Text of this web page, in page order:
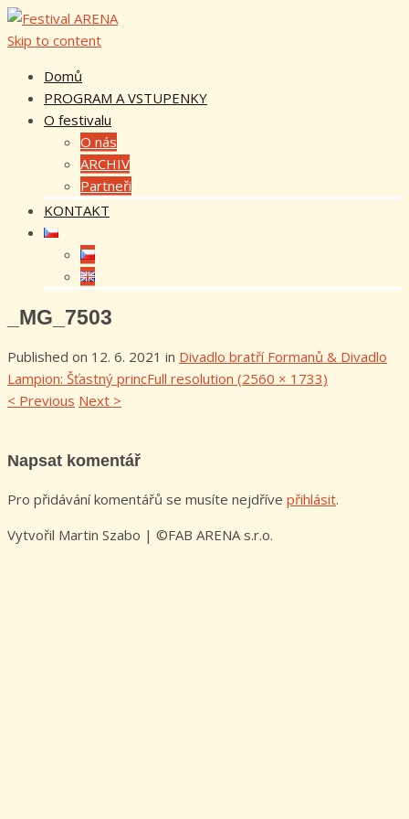
Skip to content
Domů
PROGRAM A VSTUPENKY
O festivalu
O nás
ARCHIV
Partneři
KONTAKT
_MG_7503
Published on 12. 6. 2021 in Divadlo bratří Formanů & Divadlo
Lampion: Šťastný princFull resolution (2560 × 1733)
< Previous Next >
Napsat komentář
Pro přidávání komentářů se musíte nejdříve přihlásit.
Vytvořil Martin Szabo | ©FAB ARENA s.r.o.